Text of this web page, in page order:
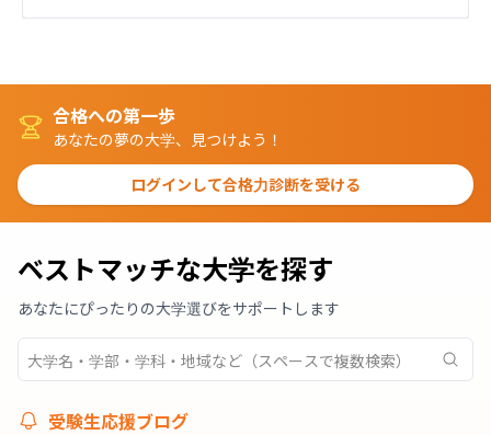
合格への第一歩
あなたの夢の大学、見つけよう！
ログインして合格力診断を受ける
ベストマッチな大学を探す
あなたにぴったりの大学選びをサポートします
受験生応援ブログ